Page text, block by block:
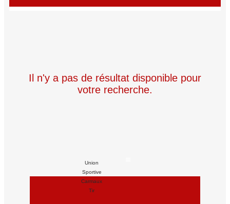
Il n'y a pas de résultat disponible pour
votre recherche.
Union
Sportive
Carmaux
Tir